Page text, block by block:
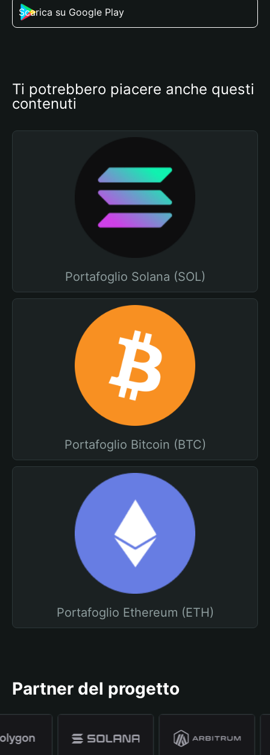
Scarica su Google Play
Ti potrebbero piacere anche questi
contenuti
Portafoglio Solana (SOL)
Portafoglio Bitcoin (BTC)
Portafoglio Ethereum (ETH)
Partner del progetto